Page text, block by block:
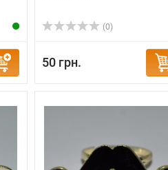
(0)
50 грн.